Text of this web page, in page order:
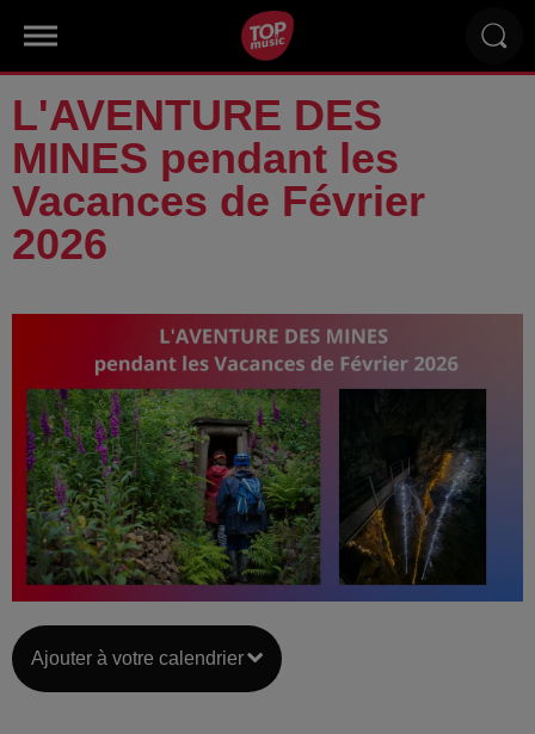
L'AVENTURE DES
MINES pendant les
Vacances de Février
2026
Ajouter à votre calendrier